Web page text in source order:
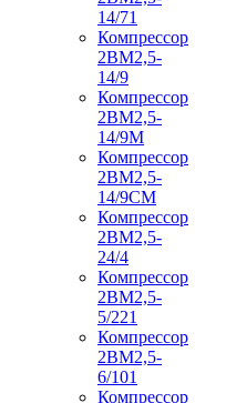
14/71
Компрессор
2ВМ2,5-
14/9
Компрессор
2ВМ2,5-
14/9М
Компрессор
2ВМ2,5-
14/9СМ
Компрессор
2ВМ2,5-
24/4
Компрессор
2ВМ2,5-
5/221
Компрессор
2ВМ2,5-
6/101
Компрессор